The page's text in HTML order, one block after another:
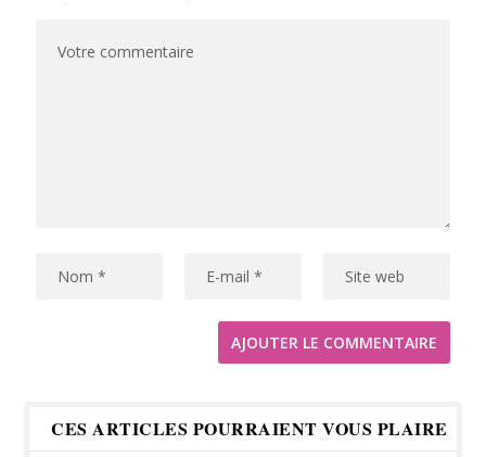
CES ARTICLES POURRAIENT VOUS PLAIRE